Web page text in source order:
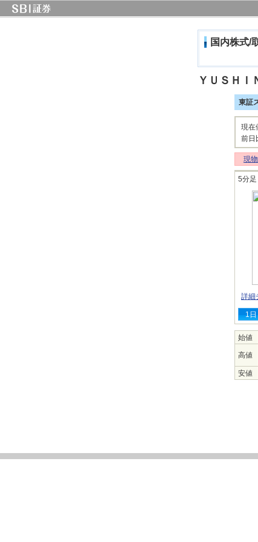
国内株式/
ＹＵＳＨＩ
東証
現在
前日
現
5分足
詳細
1日
始値
高値
安値